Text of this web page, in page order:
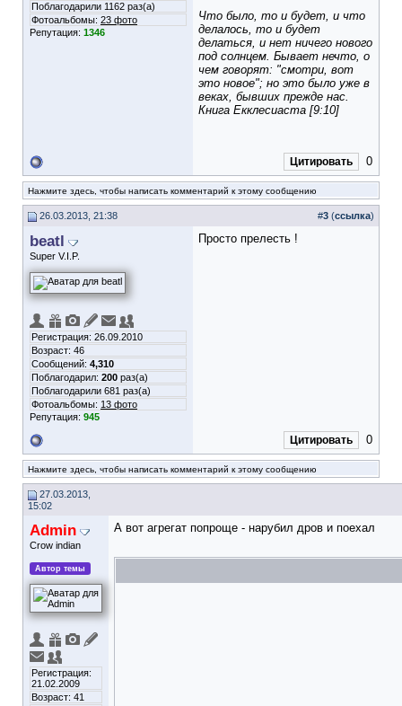
Поблагодарили 1162 раз(а)
Фотоальбомы: 23 фото
Репутация: 1346
Что было, то и будет, и что
делалось, то и будет
делаться, и нет ничего нового
под солнцем. Бывает нечто, о
чем говорят: "смотри, вот
это новое"; но это было уже в
веках, бывших прежде нас.
Книга Екклесиаста [9:10]
Цитировать 0
Нажмите здесь, чтобы написать комментарий к этому сообщению
26.03.2013, 21:38 #3 (ссылка)
beatl
Super V.I.P.
Регистрация: 26.09.2010
Возраст: 46
Сообщений: 4,310
Поблагодарил: 200 раз(а)
Поблагодарили 681 раз(а)
Фотоальбомы: 13 фото
Репутация: 945
Просто прелесть !
Цитировать 0
Нажмите здесь, чтобы написать комментарий к этому сообщению
27.03.2013,
15:02
Admin
Crow indian
Автор темы
Регистрация:
21.02.2009
Возраст: 41
А вот агрегат попроще - нарубил дров и поехал